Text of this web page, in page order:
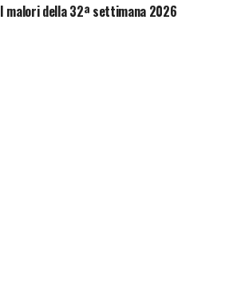
I malori della 32ª settimana 2026